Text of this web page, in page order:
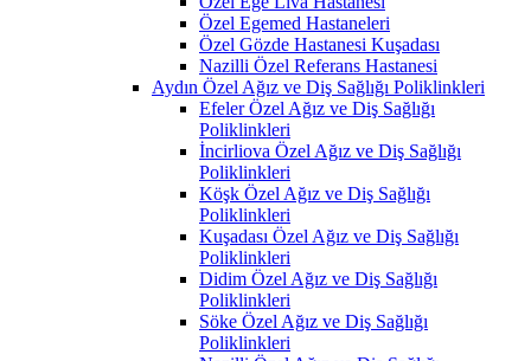
Özel Egemed Hastaneleri
Özel Gözde Hastanesi Kuşadası
Nazilli Özel Referans Hastanesi
Aydın Özel Ağız ve Diş Sağlığı Poliklinkleri
Efeler Özel Ağız ve Diş Sağlığı
Poliklinkleri
İncirliova Özel Ağız ve Diş Sağlığı
Poliklinkleri
Köşk Özel Ağız ve Diş Sağlığı
Poliklinkleri
Kuşadası Özel Ağız ve Diş Sağlığı
Poliklinkleri
Didim Özel Ağız ve Diş Sağlığı
Poliklinkleri
Söke Özel Ağız ve Diş Sağlığı
Poliklinkleri